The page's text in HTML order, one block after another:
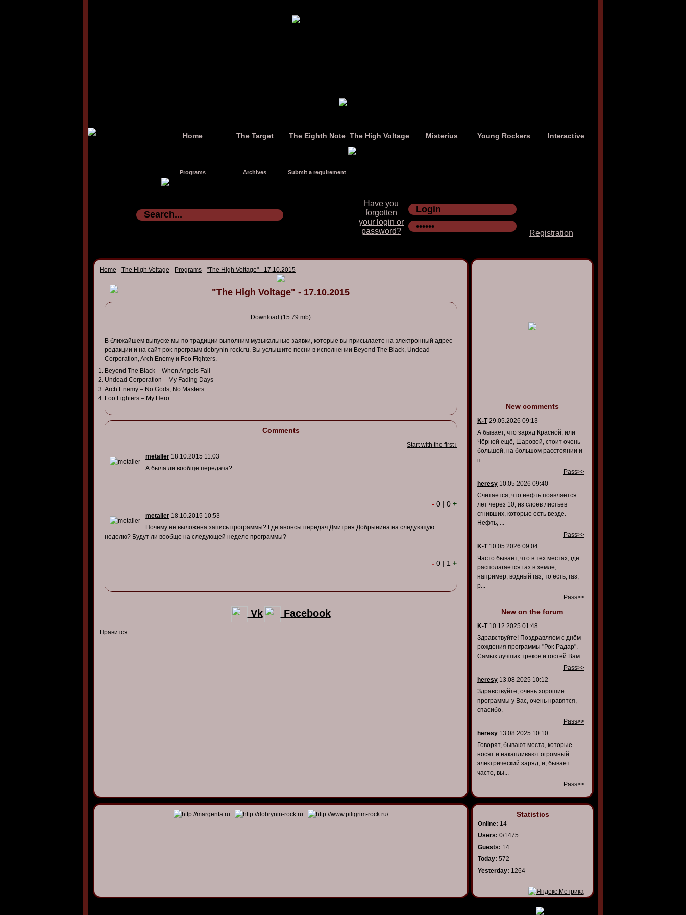
Home The Target The Eighth Note The High Voltage Misterius Young Rockers Interactive
Programs Archives Submit a requirement
Have you
forgotten
your login or
password?
Registration
Home - The High Voltage - Programs - "The High Voltage" - 17.10.2015
"The High Voltage" - 17.10.2015
Download (15.79 mb)
В ближайшем выпуске мы по традиции выполним музыкальные заявки, которые вы присылаете на электронный адрес
редакции и на сайт рок-программ dobrynin-rock.ru. Вы услышите песни в исполнении Beyond The Black, Undead
Corporation, Arch Enemy и Foo Fighters.
Beyond The Black – When Angels Fall
Undead Corporation – My Fading Days
Arch Enemy – No Gods, No Masters
Foo Fighters – My Hero
Comments
Start with the first↓
metaller 18.10.2015 11:03
А была ли вообще передача?
- 0 | 0 +
metaller 18.10.2015 10:53
Почему не выложена запись программы? Где анонсы передач Дмитрия Добрынина на следующую
неделю? Будут ли вообще на следующей неделе программы?
- 0 | 1 +
Vk Facebook
Нравится
New comments
K-T29.05.2026 09:13
А бывает, что заряд Красной, или
Чёрной ещё, Шаровой, стоит очень
большой, на большом расстоянии и
п...
Pass>>
heresy 10.05.2026 09:40
Считается, что нефть появляется
лет через 10, из слоёв листьев
сгнивших, которые есть везде.
Нефть, ...
Pass>>
K-T10.05.2026 09:04
Часто бывает, что в тех местах, где
располагается газ в земле,
например, водный газ, то есть, газ,
р...
Pass>>
New on the forum
K-T10.12.2025 01:48
Здравствуйте! Поздравляем с днём
рождения программы "Рок-Радар".
Самых лучших треков и гостей Вам.
Pass>>
heresy 13.08.2025 10:12
Здравствуйте, очень хорошие
программы у Вас, очень нравятся,
спасибо.
Pass>>
heresy 13.08.2025 10:10
Говорят, бывают места, которые
носят и накапливают огромный
электрический заряд, и, бывает
часто, вы...
Pass>>
Statistics
Online: 14
Users: 0/1475
Guests: 14
Today: 572
Yesterday: 1264